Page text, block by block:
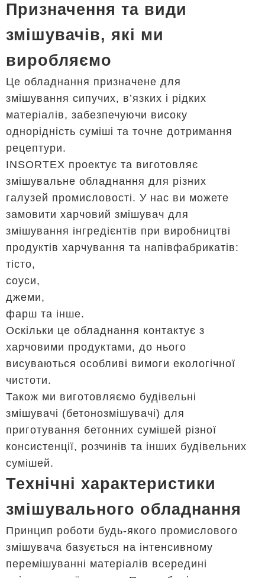
Призначення та види
змішувачів, які ми
виробляємо
Це обладнання призначене для
змішування сипучих, в’язких і рідких
матеріалів, забезпечуючи високу
однорідність суміші та точне дотримання
рецептури.
INSORTEX проектує та виготовляє
змішувальне обладнання для різних
галузей промисловості. У нас ви можете
замовити харчовий змішувач для
змішування інгредієнтів при виробництві
продуктів харчування та напівфабрикатів:
тісто,
соуси,
джеми,
фарш та інше.
Оскільки це обладнання контактує з
харчовими продуктами, до нього
висуваються особливі вимоги екологічної
чистоти.
Також ми виготовляємо будівельні
змішувачі (бетонозмішувачі) для
приготування бетонних сумішей різної
консистенції, розчинів та інших будівельних
сумішей.
Технічні характеристики
змішувального обладнання
Принцип роботи будь-якого промислового
змішувача базується на інтенсивному
перемішуванні матеріалів всередині